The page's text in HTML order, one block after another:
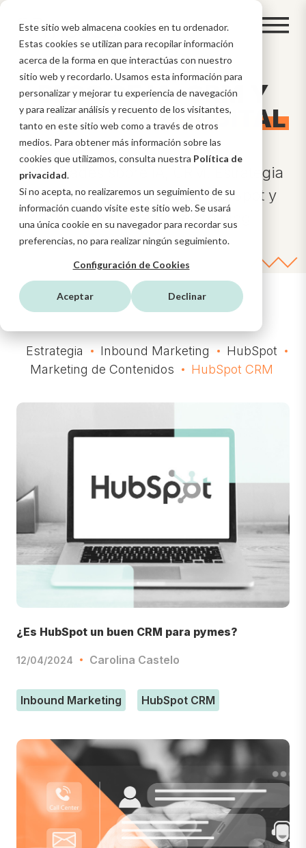
Este sitio web almacena cookies en tu ordenador.
Estas cookies se utilizan para recopilar información
acerca de la forma en que interactúas con nuestro
sitio web y recordarlo. Usamos esta información para
personalizar y mejorar tu experiencia de navegación
y para realizar análisis y recuento de los visitantes,
tanto en este sitio web como a través de otros
medios. Para obtener más información sobre las
cookies que utilizamos, consulta nuestra Política de
privacidad.
Si no acepta, no realizaremos un seguimiento de su
información cuando visite este sitio web. Se usará
una única cookie en su navegador para recordar sus
preferencias, no para realizar ningún seguimiento.
Configuración de Cookies
Aceptar Declinar
BLOG DE IA, CRM Y
ESTRATEGIADIGITAL
Novedades sobre IA, CRM, Estrategia
Digital, funcionalidades HubSpot y
mucho más en nuestro blog
Estrategia Inbound Marketing
HubSpot
Marketing de Contenidos
HubSpot CRM
¿Es HubSpot un buen CRM para pymes?
12/04/2024 Carolina Castelo
Inbound Marketing HubSpot CRM